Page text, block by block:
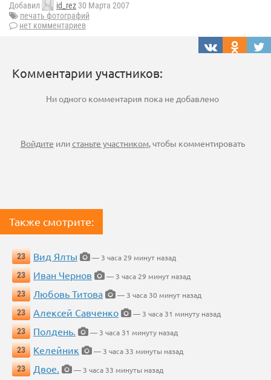
Добавил id_rez 30 Марта 2007
печать фотографий
нет комментариев
Комментарии участников:
Ни одного комментария пока не добавлено
Войдите илистаньте участником, чтобы комментировать
Также смотрите:
23 Вид Ялты
— 3 часа 29 минут назад
23
Иван Чернов
— 3 часа 29 минут назад
23
Любовь Титова
— 3 часа 30 минут назад
23
Алексей Савченко
— 3 часа 31 минуту назад
23
Полдень.
— 3 часа 31 минуту назад
23
Келейник
— 3 часа 33 минуты назад
23
Двое.
— 3 часа 33 минуты назад